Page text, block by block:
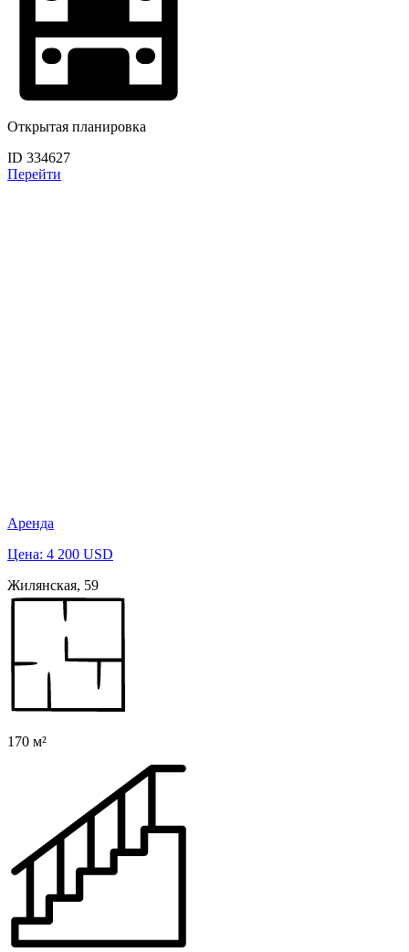
Открытая планировка
ID 334627
Перейти
Аренда
Цена: 4 200 USD
Жилянская, 59
170 м²